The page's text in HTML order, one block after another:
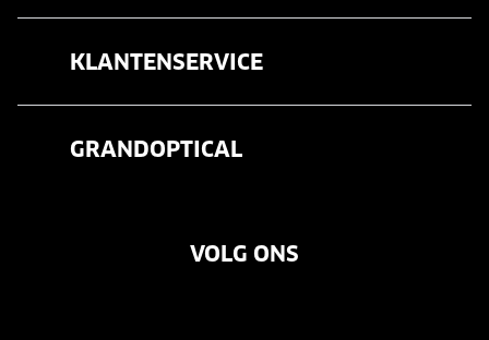
KLANTENSERVICE
Annuleer of retourneer een bestelling
GRANDOPTICAL
VOLG ONS